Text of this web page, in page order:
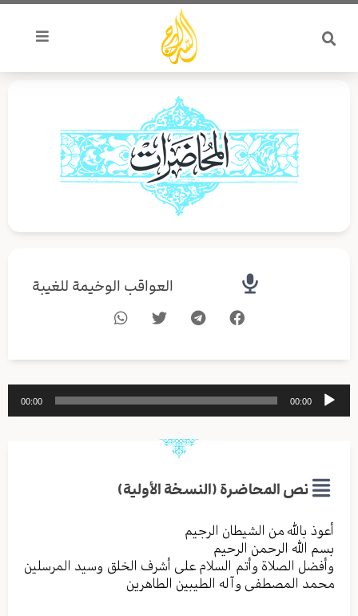
تخطي
المحتوى
العواقب الوخيمة للغيبة
مشغل
الصوت
00:00
00:00
نص المحاضرة (النسخة الأولية)
أعوذ بالله من الشیطان الرجیم
بسم الله الرحمن الرحیم
وأفضل الصلاة وأتم السلام علی أشرف الخلق وسید المرسلین
محمد المصطفی وآله الطیبین الطاهرین